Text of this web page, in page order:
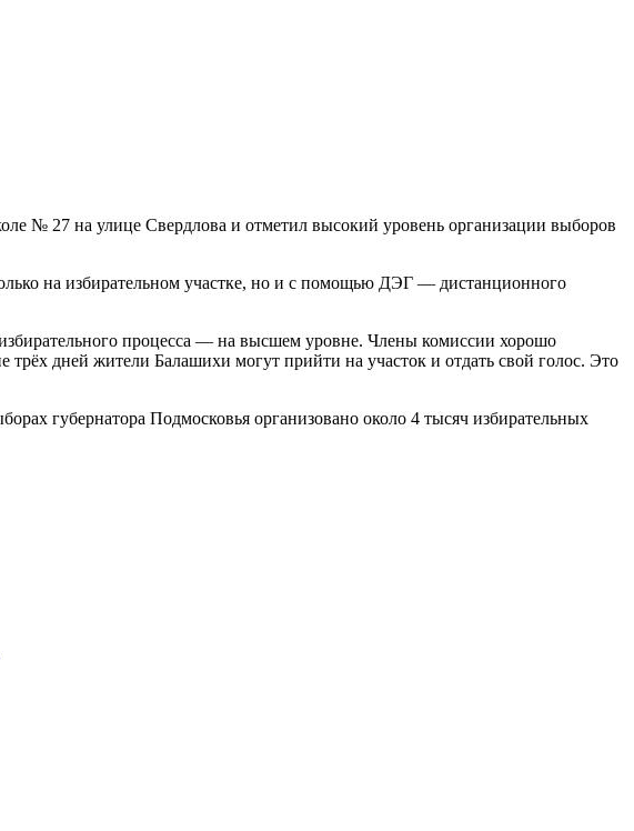
№ 27 на улице Свердлова и отметил высокий уровень организации выборов
на избирательном участке, но и с помощью ДЭГ — дистанционного
процесса — на высшем уровне. Члены комиссии хорошо
трёх дней жители Балашихи могут прийти на участок и отдать свой голос. Это
губернатора Подмосковья организовано около 4 тысяч избирательных